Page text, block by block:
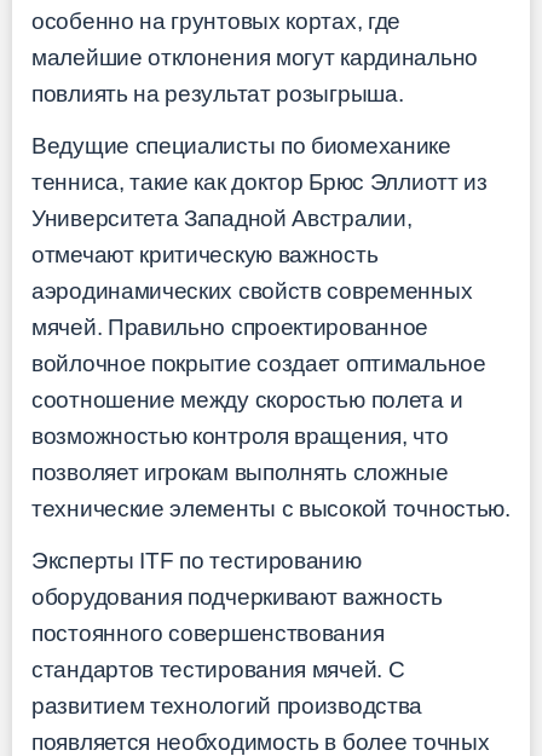
особенно на грунтовых кортах, где
малейшие отклонения могут кардинально
повлиять на результат розыгрыша.
Ведущие специалисты по биомеханике
тенниса, такие как доктор Брюс Эллиотт из
Университета Западной Австралии,
отмечают критическую важность
аэродинамических свойств современных
мячей. Правильно спроектированное
войлочное покрытие создает оптимальное
соотношение между скоростью полета и
возможностью контроля вращения, что
позволяет игрокам выполнять сложные
технические элементы с высокой точностью.
Эксперты ITF по тестированию
оборудования подчеркивают важность
постоянного совершенствования
стандартов тестирования мячей. С
развитием технологий производства
появляется необходимость в более точных